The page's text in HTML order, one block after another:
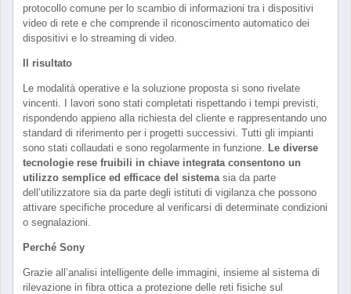
protocollo comune per lo scambio di informazioni tra i dispositivi
video di rete e che comprende il riconoscimento automatico dei
dispositivi e lo streaming di video.
Il risultato
Le modalità operative e la soluzione proposta si sono rivelate
vincenti. I lavori sono stati completati rispettando i tempi previsti,
rispondendo appieno alla richiesta del cliente e rappresentando uno
standard di riferimento per i progetti successivi. Tutti gli impianti
sono stati collaudati e sono regolarmente in funzione. Le diverse
tecnologie rese fruibili in chiave integrata consentono un
utilizzo semplice ed efficace del sistemasia da parte
dell’utilizzatore sia da parte degli istituti di vigilanza che possono
attivare specifiche procedure al verificarsi di determinate condizioni
o segnalazioni.
Perché Sony
Grazie all’analisi intelligente delle immagini, insieme al sistema di
rilevazione in fibra ottica a protezione delle reti fisiche sul